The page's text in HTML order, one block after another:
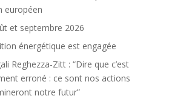
européen
et septembre 2026
énergétique est engagée
Reghezza-Zitt : “Dire que c’est
erroné : ce sont nos actions
notre futur”